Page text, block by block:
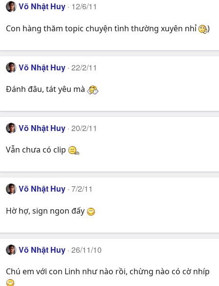
Võ Nhật Huy 12/6/11
Con hàng thăm topic chuyện tình thường xuyên nhỉ )
Võ Nhật Huy 22/2/11
Đánh đâu, tát yêu mà
Võ Nhật Huy 20/2/11
Vẫn chưa có clip
Võ Nhật Huy 7/2/11
Hờ hợ, sign ngon đấy
Võ Nhật Huy 26/11/10
Chú em với con Linh như nào rồi, chừng nào có cờ nhíp